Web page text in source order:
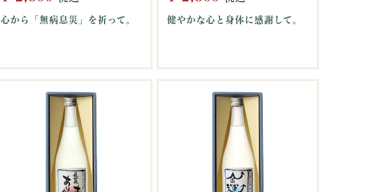
心から「無病息災」を祈って。 健やかな心と身体に感謝して。